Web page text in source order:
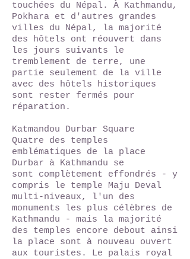
touchées du Népal. À Kathmandu,
Pokhara et d'autres grandes
villes du Népal, la majorité
des hôtels ont réouvert dans
les jours suivants le
tremblement de terre, une
partie seulement de la ville
avec des hôtels historiques
sont rester fermés pour
réparation.
Katmandou Durbar Square
Quatre des temples
emblématiques de la place
Durbar à Kathmandu se
sont complètement effondrés - y
compris le temple Maju Deval
multi-niveaux, l'un des
monuments les plus célèbres de
Kathmandu - mais la majorité
des temples encore debout ainsi
la place sont à nouveau ouvert
aux touristes. Le palais royal